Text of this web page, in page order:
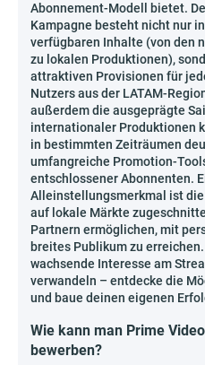
Abonnement-Modell bietet.
Kampagne besteht nicht nur
verfügbaren Inhalte (von den
zu lokalen Produktionen),
attraktiven Provisionen für
Nutzers aus der LATAM-
außerdem die ausgeprägte
internationaler Produktionen
in bestimmten Zeiträumen
umfangreiche Promotion-
entschlossener Abonnenten.
Alleinstellungsmerkmal ist die
auf lokale Märkte
Partnern ermöglichen, mit
breites Publikum zu
wachsende Interesse am
verwandeln – entdecke die
und baue deinen eigenen
Wie kann man Prime
bewerben?